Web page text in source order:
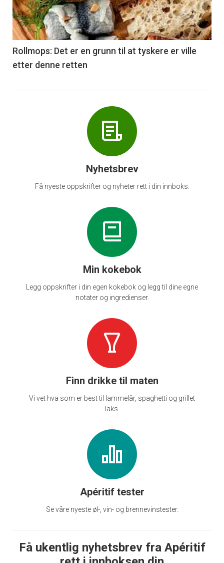
nå
-
6
Rollmops: Det er en grunn til at tyskere er ville
etter denne retten
Nyhetsbrev
Få nyeste oppskrifter og nyheter rett i din innboks.
Min kokebok
Legg oppskrifter i din egen kokebok og legg til dine egne
notater og ingredienser.
Finn drikke til maten
Vi vet hva som er best til lammelår, spaghetti og grillet
laks.
Apéritif tester
Se våre nyeste øl-, vin- og brennevinstester.
Få ukentlig nyhetsbrev fra Apéritif